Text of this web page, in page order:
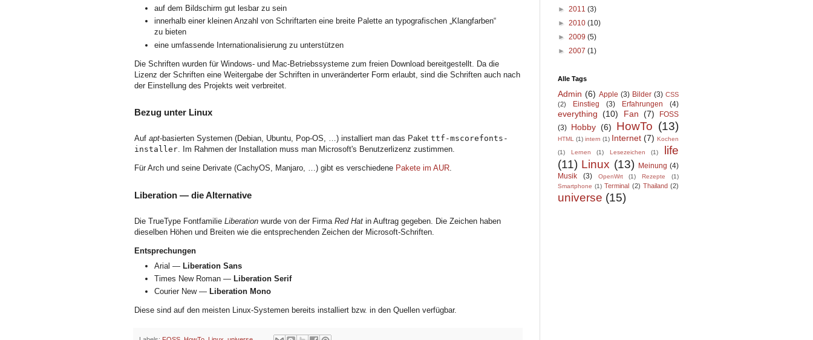
auf dem Bildschirm gut lesbar zu sein
innerhalb einer kleinen Anzahl von Schriftarten eine breite Palette an typografischen „Klangfarben“
zu bieten
eine umfassende Internationalisierung zu unterstützen
Die Schriften wurden für Windows- und Mac-Betriebssysteme zum freien Download bereitgestellt. Da die
Lizenz der Schriften eine Weitergabe der Schriften in unveränderter Form erlaubt, sind die Schriften auch nach
der Einstellung des Projekts weit verbreitet.
Bezug unter Linux
Auf apt-basierten Systemen (Debian, Ubuntu, Pop-OS, …) installiert man das Paket ttf-mscorefonts-
installer. Im Rahmen der Installation muss man Microsoft's Benutzerlizenz zustimmen.
Für Arch und seine Derivate (CachyOS, Manjaro, …) gibt es verschiedene Pakete im AUR.
Liberation — die Alternative
Die TrueType Fontfamilie Liberation wurde von der Firma Red Hat in Auftrag gegeben. Die Zeichen haben
dieselben Höhen und Breiten wie die entsprechenden Zeichen der Microsoft-Schriften.
Entsprechungen
Arial — Liberation Sans
Times New Roman — Liberation Serif
Courier New — Liberation Mono
Diese sind auf den meisten Linux-Systemen bereits installiert bzw. in den Quellen verfügbar.
► 2011 (3)
► 2010 (10)
► 2009 (5)
► 2007 (1)
Alle Tags
Admin (6) Apple (3) Bilder (3) CSS
(2)
Einstieg (3) Erfahrungen (4)
everything (10) Fan (7)
FOSS
(3) Hobby (6) HowTo (13)
HTML (1) intern (1) Internet (7) Kochen
(1)
Lernen (1) Lesezeichen (1)
life
(11) Linux (13) Meinung (4)
Musik
(3) OpenWrt (1) Rezepte
(1)
Smartphone (1) Terminal (2) Thailand (2)
universe (15)